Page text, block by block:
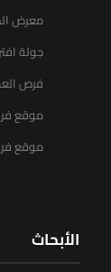
معرض
جولة
فرص
موقع
موقع
الأبحاث